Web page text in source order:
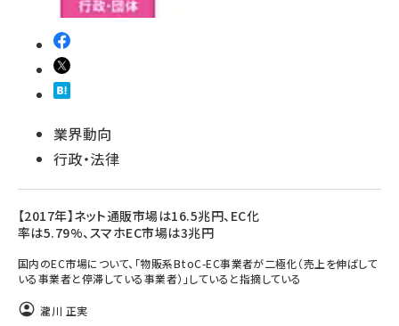
業界動向
行政・法律
【2017年】ネット通販市場は16.5兆円、EC化
率は5.79%、スマホEC市場は3兆円
国内のEC市場について、「物販系BtoC-EC事業者が二極化（売上を伸ばして
いる事業者と停滞している事業者）」していると指摘している
瀧川 正実